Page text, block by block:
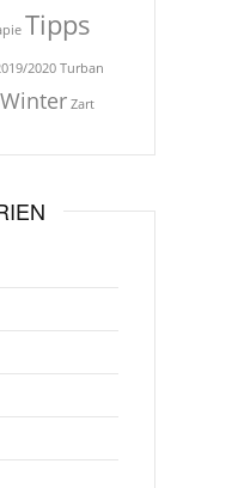
Tipps
2020 Turban
Winter Zart